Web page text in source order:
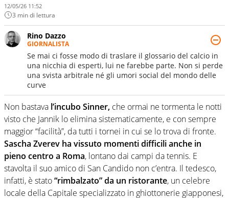
12/05/26 11:52
3 min di lettura
Rino Dazzo
GIORNALISTA
Se mai ci fosse modo di traslare il glossario del calcio in
una nicchia di esperti, lui ne farebbe parte. Non si perde
una svista arbitrale né gli umori social del mondo delle
curve
Non bastava l’incubo Sinner, che ormai ne tormenta le notti
visto che Jannik lo elimina sistematicamente, e con sempre
maggior “facilità”, da tutti i tornei in cui se lo trova di fronte.
Sascha Zverev ha vissuto momenti difficili anche in
pieno centro a Roma, lontano dai campi da tennis. E
stavolta il suo amico di San Candido non c’entra. Il tedesco,
infatti, è stato“rimbalzato” da un ristorante, un celebre
locale della Capitale specializzato in ghiottonerie giapponesi,